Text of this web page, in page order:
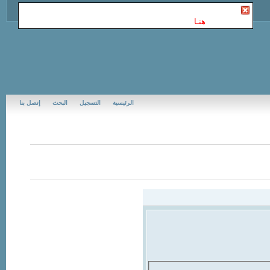
هنـا
إتصل بنا البحث التسجيل الرئيسية